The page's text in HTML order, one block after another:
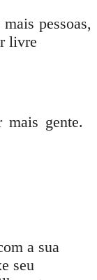
mais gente.
a sua
seu